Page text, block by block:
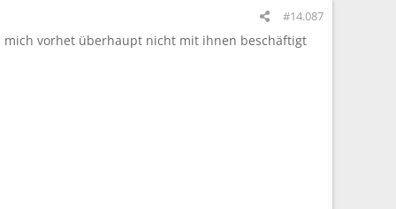
#14.087
mich vorhet überhaupt nicht mit ihnen beschäftigt